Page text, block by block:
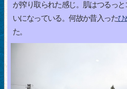
が搾り取られた感じ。肌はつるっ
いになっている。何故か昔入ったひ
た。